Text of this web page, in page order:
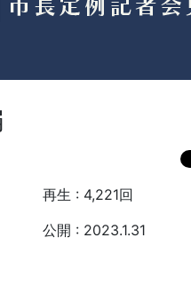
再生 : 4,221回
公開 : 2023.1.31